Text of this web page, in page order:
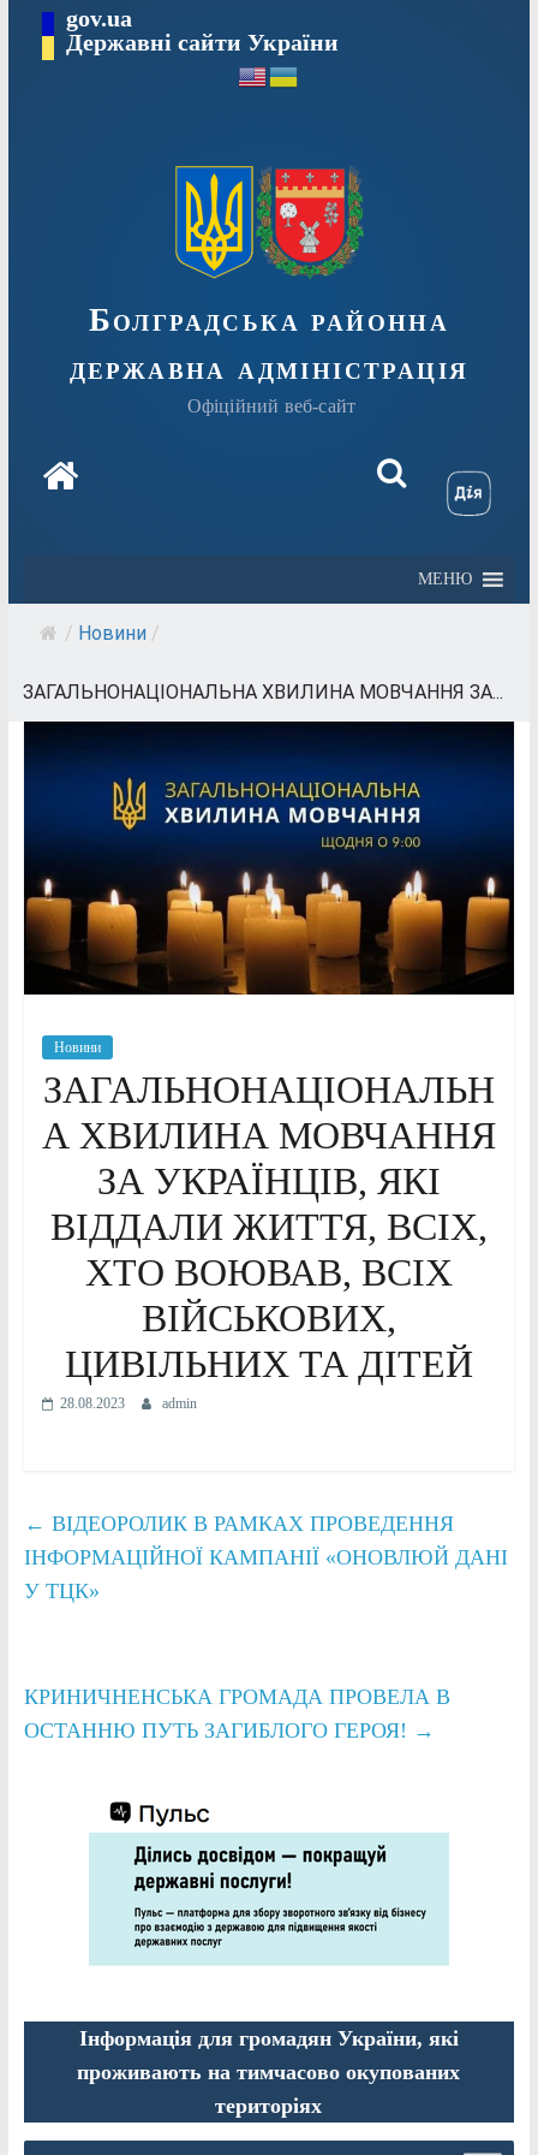
Перейтиgov.ua
Державні сайти України
Болградська районна
державна адміністрація
Офіційний веб-сайт
МЕНЮ
/ Новини /
ЗАГАЛЬНОНАЦІОНАЛЬНА ХВИЛИНА МОВЧАННЯ ЗА...
Новини
ЗАГАЛЬНОНАЦІОНАЛЬН
А ХВИЛИНА МОВЧАННЯ
ЗА УКРАЇНЦІВ, ЯКІ
ВІДДАЛИ ЖИТТЯ, ВСІХ,
ХТО ВОЮВАВ, ВСІХ
ВІЙСЬКОВИХ,
ЦИВІЛЬНИХ ТА ДІТЕЙ
28.08.2023 admin
← ВІДЕОРОЛИК В РАМКАХ ПРОВЕДЕННЯ
ІНФОРМАЦІЙНОЇ КАМПАНІЇ «ОНОВЛЮЙ ДАНІ
У ТЦК»
КРИНИЧНЕНСЬКА ГРОМАДА ПРОВЕЛА В
ОСТАННЮ ПУТЬ ЗАГИБЛОГО ГЕРОЯ! →
Інформація для громадян України, які
проживають на тимчасово окупованих
територіях